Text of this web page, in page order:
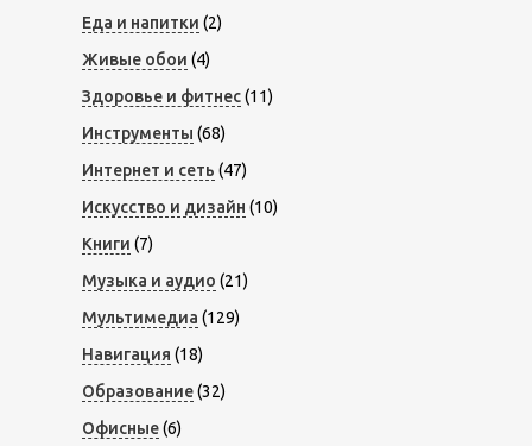
Еда и напитки (2)
Живые обои (4)
Здоровье и фитнес(11)
Инструменты (68)
Интернет и сеть (47)
Искусство и дизайн (10)
Книги (7)
Музыка и аудио (21)
Мультимедиа (129)
Навигация (18)
Образование(32)
Офисные(6)